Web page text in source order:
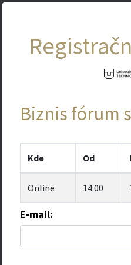
Biznis fórum
Kde Od
Online 14:00
E-mail: